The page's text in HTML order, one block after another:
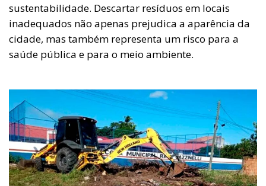
sustentabilidade. Descartar resíduos em locais
inadequados não apenas prejudica a aparência da
cidade, mas também representa um risco para a
saúde pública e para o meio ambiente.